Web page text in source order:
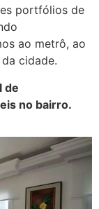
portfólios de
ao metrô, ao
cidade.
de
no bairro.